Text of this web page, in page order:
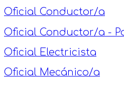
Oficial Conductor/a
Oficial Conductor/a -
Oficial Electricista
Oficial Mecánico/a